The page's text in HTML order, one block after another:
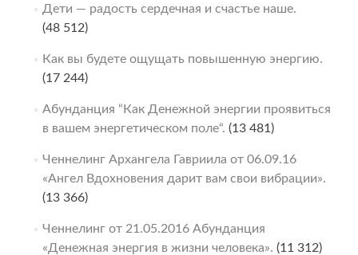
Дети — радость сердечная и счастье наше.
(48 512)
Как вы будете ощущать повышенную энергию.
(17 244)
Абунданция “Как Денежной энергии проявиться
в вашем энергетическом поле“. (13 481)
Ченнелинг Архангела Гавриила от 06.09.16
«Ангел Вдохновения дарит вам свои вибрации».
(13 366)
Ченнелинг от 21.05.2016 Абунданция
«Денежная энергия в жизни человека». (11 312)